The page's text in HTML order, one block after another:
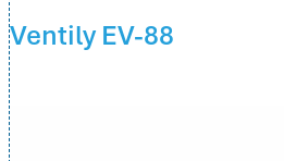
Ventily EV-88